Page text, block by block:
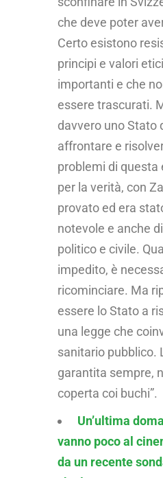
che deve poter
Certo esistono
principi e valori
importanti e che
essere trascurati.
davvero uno Stato
affrontare e
problemi di questa
per la verità, con
provato ed era
notevole e anche
politico e civile.
impedito, è
ricominciare. Ma
essere lo Stato a
una legge che
sanitario pubblico.
garantita sempre,
coperta coi buchi”.
Un’ultima
vanno poco al
da un recente